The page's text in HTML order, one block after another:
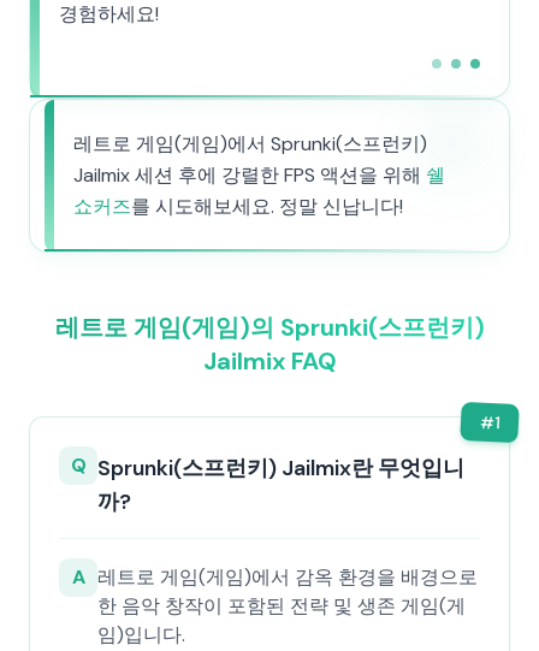
경험하세요!
레트로 게임(게임)에서 Sprunki(스프런키)
Jailmix 세션 후에 강렬한 FPS 액션을 위해 쉘
쇼커즈를 시도해보세요. 정말 신납니다!
레트로 게임(게임)의 Sprunki(스프런키)
Jailmix FAQ
#1
Q Sprunki(스프런키) Jailmix란 무엇입니
까?
A 레트로 게임(게임)에서 감옥 환경을 배경으로
한 음악 창작이 포함된 전략 및 생존 게임(게
임)입니다.